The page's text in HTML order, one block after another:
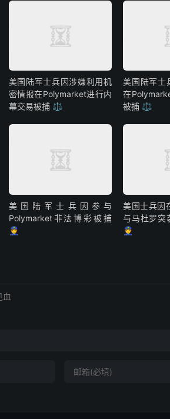
美国陆军士兵因涉嫌利用机
密情报在Polymarket进行内
幕交易被捕 ⚖️
美国陆军士
在
被捕 ⚖️
美国陆军士兵因参与
Polymarket非法博彩被捕
👮
美国士兵因
与马杜罗突
👮